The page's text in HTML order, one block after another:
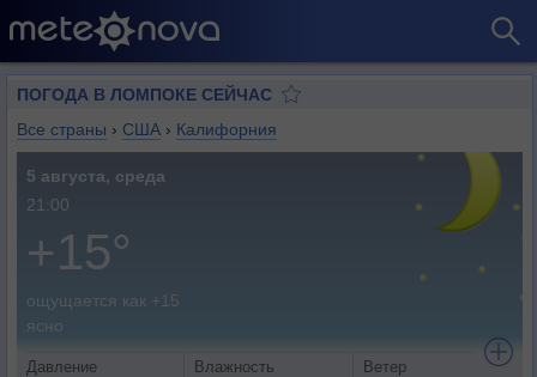
ПОГОДА В ЛОМПОКЕ СЕЙЧАС
Все страны › США › Калифорния
5 августа, среда
21:00
+15°
ощущается как +15
ясно
Давление Влажность Ветер